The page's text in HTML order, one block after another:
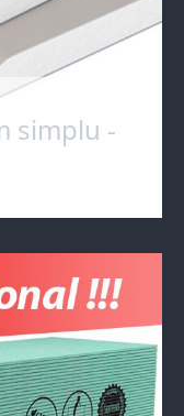
simplu -